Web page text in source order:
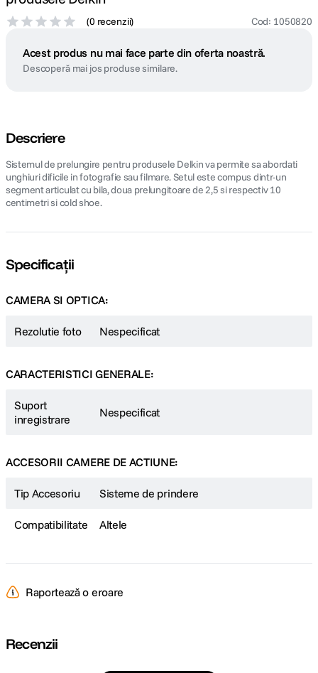
(0 recenzii) Cod: 1050820
Acest produs nu mai face parte din oferta noastră.
Descoperă mai jos produse similare.
Descriere
Sistemul de prelungire pentru produsele Delkin va permite sa abordati
unghiuri dificile in fotografie sau filmare. Setul este compus dintr-un
segment articulat cu bila, doua prelungitoare de 2,5 si respectiv 10
centimetri si cold shoe.
Specificații
CAMERA SI OPTICA:
Rezolutie foto Nespecificat
CARACTERISTICI GENERALE:
Suport
inregistrare
Nespecificat
ACCESORII CAMERE DE ACTIUNE:
Tip Accesoriu Sisteme de prindere
Compatibilitate Altele
Raportează o eroare
Recenzii